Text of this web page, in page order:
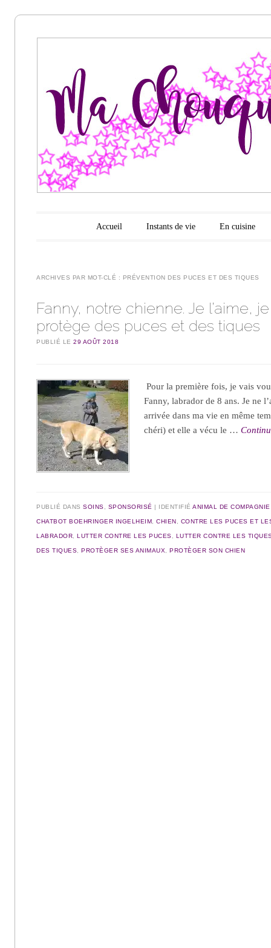
Ma
chouquette
d'amour
Menu principal
Aller au contenu
Accueil Instants de vie En cuisine
ARCHIVES PAR MOT-CLÉ : PRÉVENTION DES PUCES ET DES TIQUES
Fanny, notre chienne. Je l’aime,
protège des puces et des tiques
PUBLIÉ LE29 AOÛT 2018
Pour la première fois, je vais
Fanny, labrador de 8 ans. Je ne
arrivée dans ma vie en même
chéri) et elle a vécu le …
PUBLIÉ DANSSOINS SPONSORISÉ IDENTIFIÉANIMAL DE COMPAGNIE
CHATBOT BOEHRINGER INGELHEIM ,CHIEN CONTRE LES PUCES ET
LABRADOR ,LUTTER CONTRE LES PUCES LUTTER CONTRE LES
DES TIQUES ,PROTÈGER SES ANIMAUX ,PROTÈGER SON CHIEN